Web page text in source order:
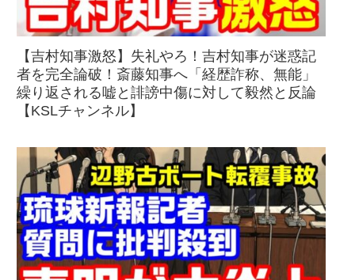
【吉村知事激怒】失礼やろ！吉村知事が迷惑記
者を完全論破！斎藤知事へ「経歴詐称、無能」
繰り返される嘘と誹謗中傷に対して毅然と反論
【KSLチャンネル】